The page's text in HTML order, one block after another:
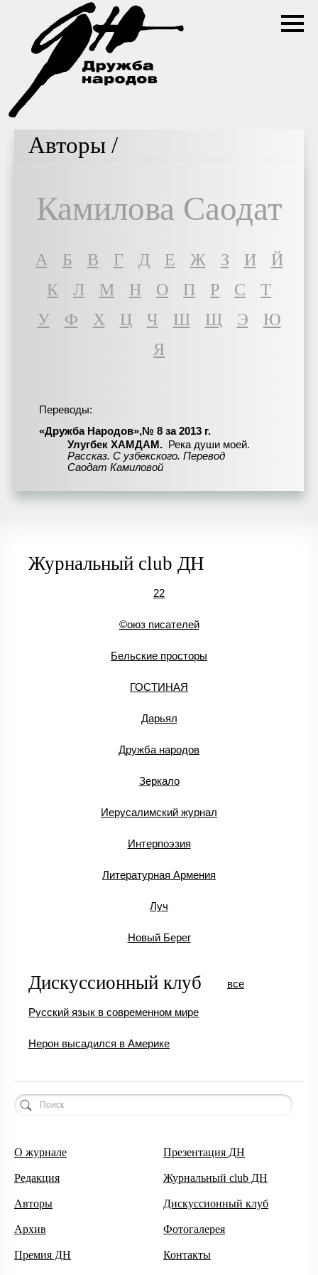
Авторы /
Камилова Саодат
A Б В Г Д Е Ж З И
Й
К
Л М Н О П Р С
Т
У
Ф Х Ц Ч Ш Щ Э
Ю
Я
Переводы:
«Дружба Народов»,№ 8 за 2013 г.
Улугбек ХАМДАМ.
Река души моей.
Рассказ. С узбекского. Перевод
Саодат Камиловой
Журнальный club ДН
22
©оюз писателей
Бельские просторы
ГОСТИНАЯ
Дарьял
Дружба народов
Зеркало
Иерусалимский журнал
Интерпоэзия
Литературная Армения
Луч
Новый Берег
Дискуссионный клуб
Русский язык в современном мире
Нерон высадился в Америке
все
О журнале
Редакция
Авторы
Архив
Премия ДН
Презентация ДН
Журнальный club ДН
Дискуссионный клуб
Фотогалерея
Контакты